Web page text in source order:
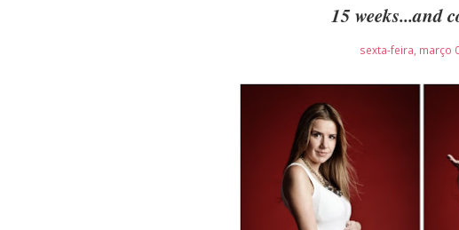
15 weeks...and
sexta-feira, março